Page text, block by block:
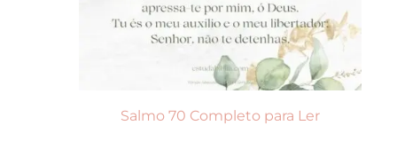
Salmo 70 Completo para Ler